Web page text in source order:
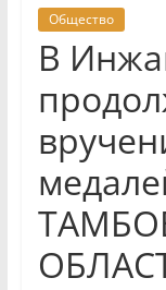
Общество
В